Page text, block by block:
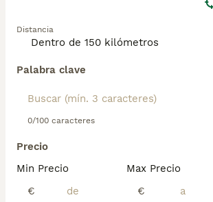
Distancia
Palabra clave
0/100 caracteres
Precio
Min Precio
€
Max Precio
€